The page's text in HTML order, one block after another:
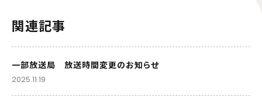
関連記事
一部放送局 放送時間変更のお知らせ
2025.11.19